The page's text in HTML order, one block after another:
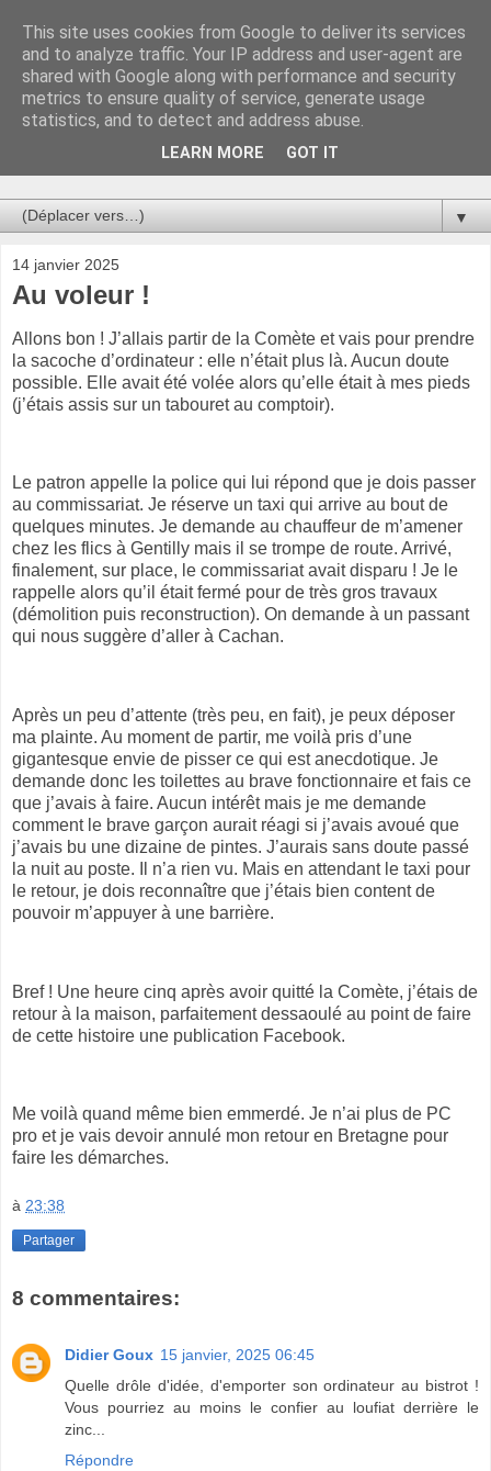
Au bistro !
La connerie étant le seul chemin susceptible de nous faire
entrevoir une parcelle de vérité, utilisons la par des moyens
de communication efficaces. Le temps qu'on remplisse nos
▼
14 janvier 2025
Au voleur !
Allons bon ! J’allais partir de la Comète et vais pour prendre
la sacoche d’ordinateur : elle n’était plus là. Aucun doute
possible. Elle avait été volée alors qu’elle était à mes pieds
(j’étais assis sur un tabouret au comptoir).
Le patron appelle la police qui lui répond que je dois passer
au commissariat. Je réserve un taxi qui arrive au bout de
quelques minutes. Je demande au chauffeur de m’amener
chez les flics à Gentilly mais il se trompe de route. Arrivé,
finalement, sur place, le commissariat avait disparu ! Je le
rappelle alors qu’il était fermé pour de très gros travaux
(démolition puis reconstruction). On demande à un passant
qui nous suggère d’aller à Cachan.
Après un peu d’attente (très peu, en fait), je peux déposer
ma plainte. Au moment de partir, me voilà pris d’une
gigantesque envie de pisser ce qui est anecdotique. Je
demande donc les toilettes au brave fonctionnaire et fais ce
que j’avais à faire. Aucun intérêt mais je me demande
comment le brave garçon aurait réagi si j’avais avoué que
j’avais bu une dizaine de pintes. J’aurais sans doute passé
la nuit au poste. Il n’a rien vu. Mais en attendant le taxi pour
le retour, je dois reconnaître que j’étais bien content de
pouvoir m’appuyer à une barrière.
Bref ! Une heure cinq après avoir quitté la Comète, j’étais de
retour à la maison, parfaitement dessaoulé au point de faire
de cette histoire une publication Facebook.
Me voilà quand même bien emmerdé. Je n’ai plus de PC
pro et je vais devoir annulé mon retour en Bretagne pour
faire les démarches.
à 23:38
Partager
8 commentaires:
Didier Goux 15 janvier, 2025 06:45
Quelle drôle d'idée, d'emporter son ordinateur au bistrot !
Vous pourriez au moins le confier au loufiat derrière le
zinc...
Répondre
This site uses cookies from Google to deliver its services
and to analyze traffic. Your IP address and user-agent are
shared with Google along with performance and security
metrics to ensure quality of service, generate usage
statistics, and to detect and address abuse.
LEARN MORE GOT IT